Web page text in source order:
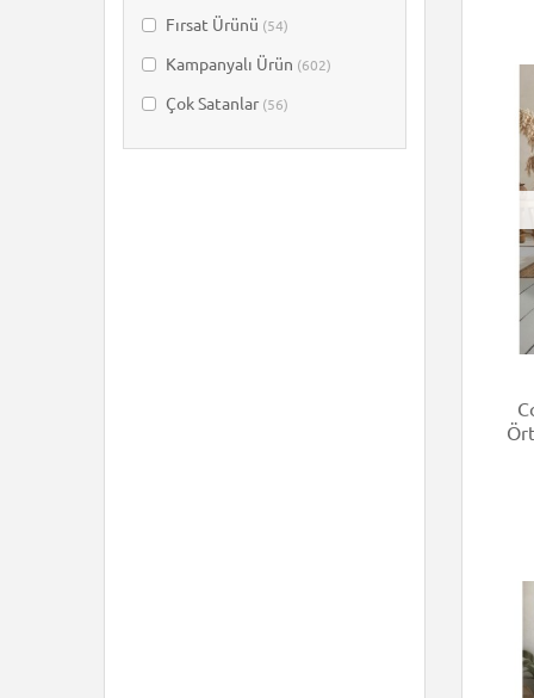
Fırsat Ürünü (54)
Kampanyalı Ürün (602)
Çok Satanlar (56)